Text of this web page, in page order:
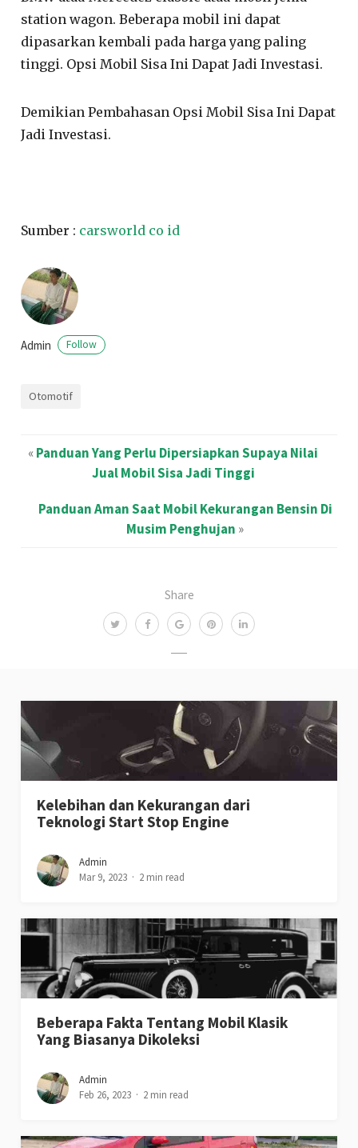
Share
station wagon. Beberapa mobil ini dapat
dipasarkan kembali pada harga yang paling
tinggi. Opsi Mobil Sisa Ini Dapat Jadi Investasi.
Demikian Pembahasan Opsi Mobil Sisa Ini Dapat
Jadi Investasi.
Sumber : carsworld co id
Admin Follow
Otomotif
«Panduan Yang Perlu Dipersiapkan Supaya Nilai
Jual Mobil Sisa Jadi Tinggi
Panduan Aman Saat Mobil Kekurangan Bensin Di
Musim Penghujan »
Kelebihan dan Kekurangan dari
Teknologi Start Stop Engine
Admin
Mar 9, 2023
2 min read
Beberapa Fakta Tentang Mobil Klasik
Yang Biasanya Dikoleksi
Admin
Feb 26, 2023
2 min read